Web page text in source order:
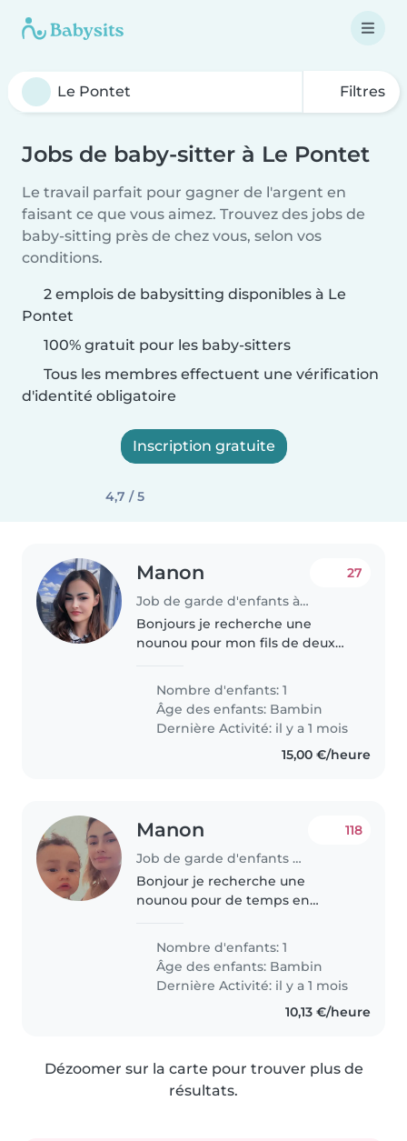
Filtres
Jobs de baby-sitter à Le Pontet
Le travail parfait pour gagner de l'argent en
faisant ce que vous aimez. Trouvez des jobs de
baby-sitting près de chez vous, selon vos
conditions.
2 emplois de babysitting disponibles à Le
Pontet
100% gratuit pour les baby-sitters
Tous les membres effectuent une vérification
d'identité obligatoire
Inscription gratuite
4,7 / 5
Manon
Job de garde d'enfants à Le Pontet
27
Bonjours je recherche une
nounou pour mon fils de deux
pour la nuit normalement il vous
embêtera pas il dormira
Nombre d'enfants: 1
Âge des enfants: Bambin
Dernière Activité: il y a 1 mois
15,00 €/heure
Manon
Job de garde d'enfants à Le Pontet
118
Bonjour je recherche une
nounou pour de temps en
mon fils a 2 ans normalement il
dormira dans ça chambre vous
n'aurais..
Nombre d'enfants: 1
Âge des enfants: Bambin
Dernière Activité: il y a 1 mois
10,13 €/heure
Dézoomer sur la carte pour trouver plus de
résultats.